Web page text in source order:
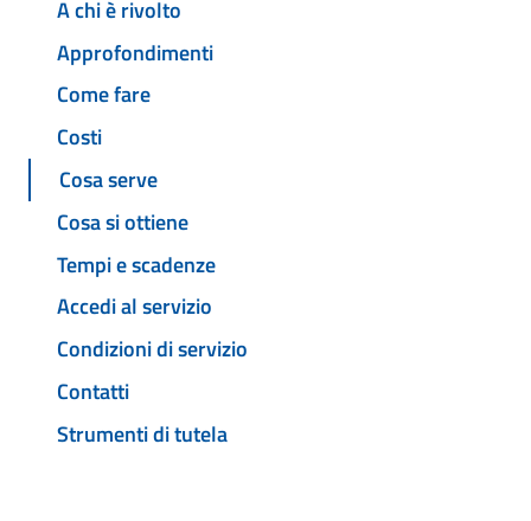
A chi è rivolto
Approfondimenti
Come fare
Costi
Cosa serve
Cosa si ottiene
Tempi e scadenze
Accedi al servizio
Condizioni di servizio
Contatti
Strumenti di tutela